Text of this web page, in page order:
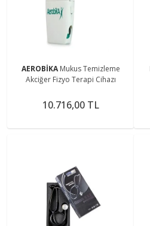
AEROBİKAMukus Temizleme
Akciğer Fizyo Terapi Cihazı
10.716,00 TL